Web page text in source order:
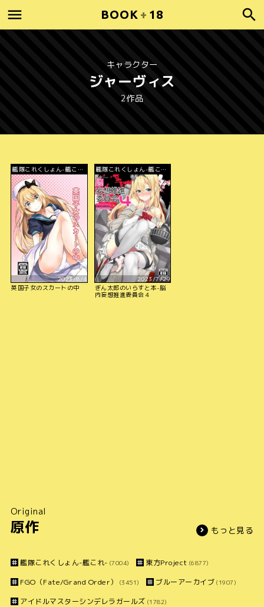
BOOK + 18
キャラクター
ジャーヴィス
2作品
艦隊これくしょん-艦こ
れ-
2023/8/4
英国子女のスカートの中
艦隊これくしょん-艦こ
れ-
2023/7/29
ぎん太郎のいらすと本-脳
内妄想推進委員会４
Original
原作 もっと見る
艦隊これくしょん-艦これ- (7004) 東方Project (6877)
FGO（Fate/Grand Order） (3451) ブルーアーカイブ (1907)
アイドルマスターシンデレラガールズ (1782)